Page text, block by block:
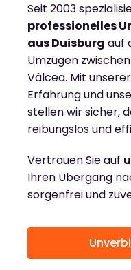
Seit 2003
professionelles
aus Duisburg auf
Umzügen
Vâlcea. Mit
Erfahrung und
stellen wir sicher,
reibungslos und
Vertrauen Sie auf
Ihren Übergang
sorgenfrei und